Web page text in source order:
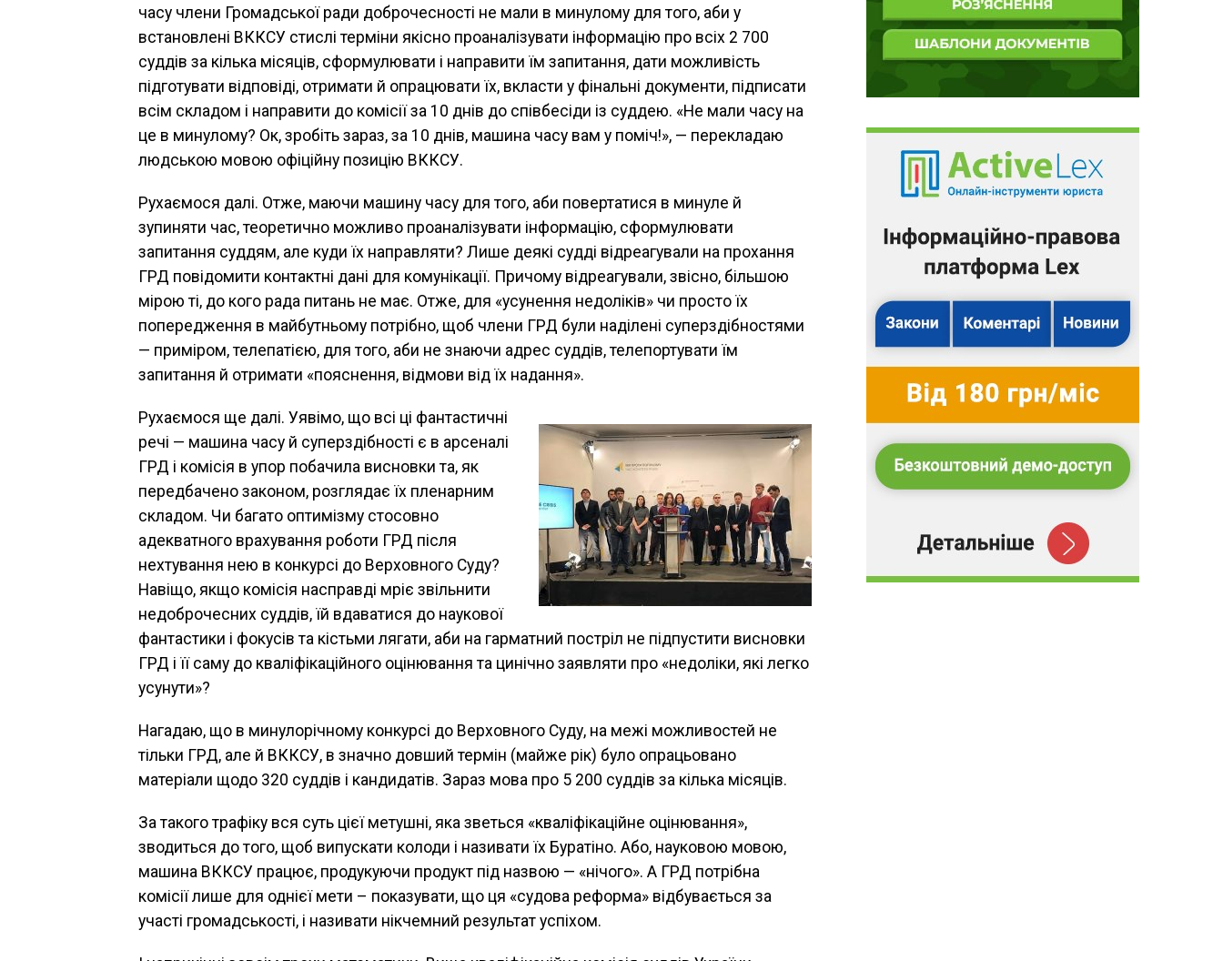
часу члени Громадської ради доб­рочесності не мали в минулому для того, аби у
встановлені ВККСУ стислі терміни якісно проаналізува­ти інформацію про всіх 2 700
суддів за кілька місяців, сформулювати і направити їм запитання, дати мож­ливість
підготувати відповіді, от­римати й опрацювати їх, вкласти у фінальні документи, підписати
всім складом і направити до комісії за 10 днів до співбесіди із суддею. «Не мали часу на
це в минулому? Ок, зробіть зараз, за 10 днів, машина часу вам у поміч!», — перекладаю
людською мовою офіційну пози­цію ВККСУ.
Рухаємося далі. Отже, маючи ма­шину часу для того, аби повертатися в минуле й
зупиняти час, теоретично можливо проаналізувати інформа­цію, сформулювати
запитання суд­дям, але куди їх направляти? Лише деякі судді відреагували на прохання
ГРД повідомити контактні дані для комунікації. Причому відреагували, звісно, більшою
мірою ті, до кого рада питань не має. Отже, для «усу­нення недоліків» чи просто їх
попередження в майбутньому потрібно, щоб члени ГРД були наділені супер­здібностями
— приміром, телепаті­єю, для того, аби не знаючи адрес суддів, телепортувати їм
запитання й отримати «пояснення, відмови від їх надання».
Рухаємося ще далі. Уявімо, що всі ці фантастичні
речі — машина часу й суперздібності є в арсена­лі
ГРД і комісія в упор побачила висновки та, як
передбачено зако­ном, розглядає їх пленарним
скла­дом. Чи багато оптимізму стосовно
адекватного врахування роботи ГРД після
нехтування нею в конкурсі до Верховного Суду?
Навіщо, якщо комісія насправді мріє звільнити
недоброчесних суддів, їй вдаватися до наукової
фантастики і фокусів та кістьми лягати, аби на гарматний постріл не підпустити висновки
ГРД і її саму до кваліфікаційного оцінювання та цинічно заявляти про «недоліки, які легко
усунути»?
Нагадаю, що в минулорічному конкурсі до Верховного Суду, на межі можливостей не
тільки ГРД, але й ВККСУ, в значно довший термін (майже рік) було опрацьовано
матеріали щодо 320 суддів і кандидатів. Зараз мова про 5 200 суддів за кілька місяців.
За такого трафіку вся суть цієї метушні, яка зветься «кваліфікаційне оцінювання»,
зводиться до того, щоб випускати колоди і називати їх Буратіно. Або, науковою мовою,
машина ВККСУ працює, продукуючи продукт під назвою — «нічого». А ГРД потрібна
комісії лише для однієї мети – показувати, що ця «судова реформа» відбувається за
участі громадськості, і називати нікчемний результат успіхом.